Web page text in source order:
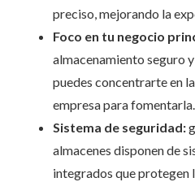
preciso, mejorando la
Foco en tu negocio
almacenamiento seguro
puedes concentrarte en
empresa para fomentarla.
Sistema de seguridad:
almacenes disponen de
integrados que protegen